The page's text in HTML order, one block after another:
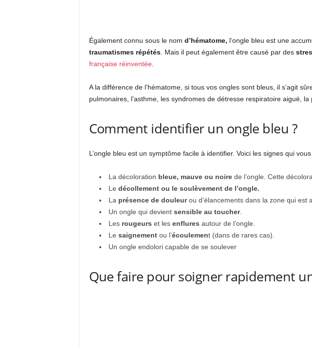
Également connu sous le nom d’hématome, l’ongle bleu est une
traumatismes répétés. Mais il peut également être causé par des
française réinventée.
A la différence de l’hématome, si tous vos ongles sont bleus, il s’agit
pulmonaires, l’asthme, les syndromes de détresse respiratoire aiguë,
Comment identifier un ongle bleu ?
L’ongle bleu est un symptôme facile à identifier. Voici les signes qui
La décoloration bleue, mauve ou noirede l’ongle. Cette
Le décollement ou le soulèvement de l’ongle.
La présence de douleurou d’élancements dans la zone qui est
Un ongle qui devient sensible au toucher.
Les rougeurs et les enflures autour de l’ongle.
Le saignementou l’écoulement (dans de rares cas).
Un ongle endolori capable de se soulever
Que faire pour soigner rapidement